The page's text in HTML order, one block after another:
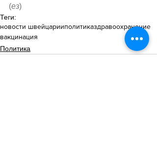
(ез)
Теги:
новости швейцарииполитиказдравоохранение
вакцинация
Политика